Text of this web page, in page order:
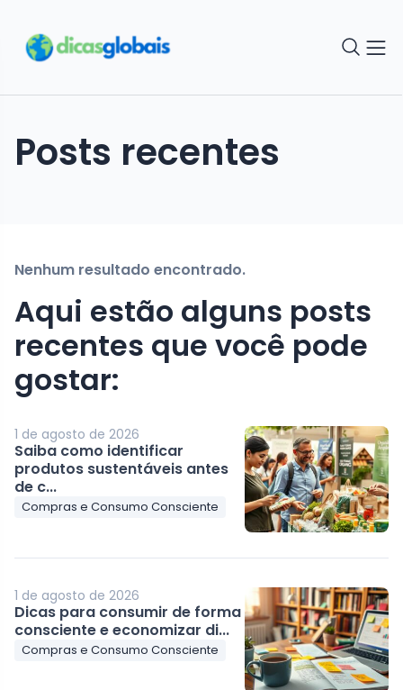
Posts recentes
Nenhum resultado encontrado.
Aqui estão alguns posts
recentes que você pode
gostar:
1 de agosto de 2026
Saiba como identificar
produtos sustentáveis antes
de c...
Compras e Consumo Consciente
1 de agosto de 2026
Dicas para consumir de forma
consciente e economizar di...
Compras e Consumo Consciente